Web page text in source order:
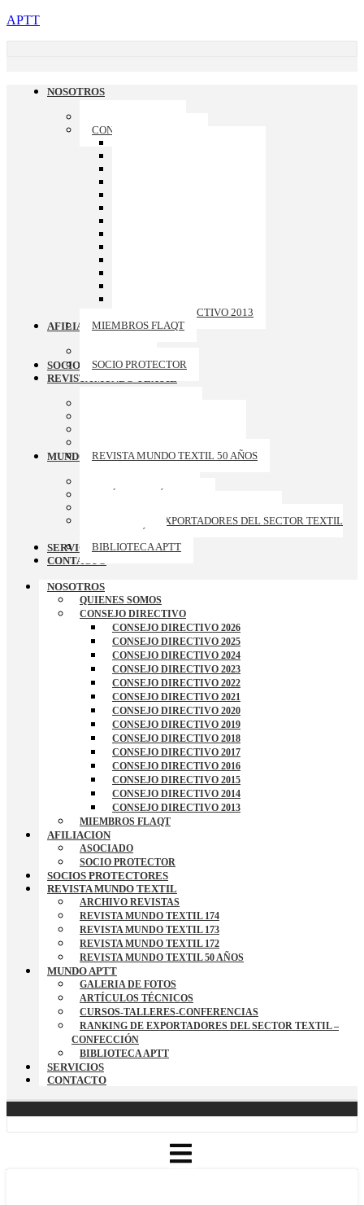
APTT
NOSOTROS
CONSEJO DIRECTIVO
CONSEJO DIRECTIVO 2013
MIEMBROS FLAQT
AFILIACION
SOCIO PROTECTOR
SOCIOS PROTECTORES
REVISTA MUNDO TEXTIL
REVISTA MUNDO TEXTIL 50 AÑOS
MUNDO APTT
RANKING DE EXPORTADORES DEL SECTOR TEXTIL
BIBLIOTECA APTT
SERVICIOS
CONTACTO
NOSOTROS
QUIENES SOMOS
CONSEJO DIRECTIVO
CONSEJO DIRECTIVO 2026
CONSEJO DIRECTIVO 2025
CONSEJO DIRECTIVO 2024
CONSEJO DIRECTIVO 2023
CONSEJO DIRECTIVO 2022
CONSEJO DIRECTIVO 2021
CONSEJO DIRECTIVO 2020
CONSEJO DIRECTIVO 2019
CONSEJO DIRECTIVO 2018
CONSEJO DIRECTIVO 2017
CONSEJO DIRECTIVO 2016
CONSEJO DIRECTIVO 2015
CONSEJO DIRECTIVO 2014
CONSEJO DIRECTIVO 2013
MIEMBROS FLAQT
AFILIACION
ASOCIADO
SOCIO PROTECTOR
SOCIOS PROTECTORES
REVISTA MUNDO TEXTIL
ARCHIVO REVISTAS
REVISTA MUNDO TEXTIL 174
REVISTA MUNDO TEXTIL 173
REVISTA MUNDO TEXTIL 172
REVISTA MUNDO TEXTIL 50 AÑOS
MUNDO APTT
GALERIA DE FOTOS
ARTÍCULOS TÉCNICOS
CURSOS-TALLERES-CONFERENCIAS
RANKING DE EXPORTADORES DEL SECTOR TEXTIL –
CONFECCIÓN
BIBLIOTECA APTT
SERVICIOS
CONTACTO